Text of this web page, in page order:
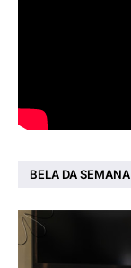
BELA DA SEMANA